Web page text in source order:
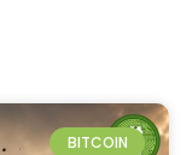
BITCOIN